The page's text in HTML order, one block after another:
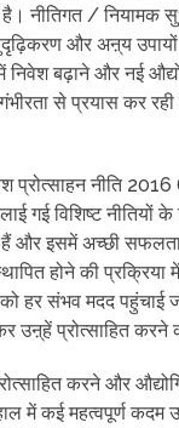
नीतिगत / नियामक
और अऩ्य उपायों से
में निवेश बढ़ाने और नई
से प्रयास कर
प्रोत्साहन नीति
गई विशिष्ट नीतियों के
और इसमें अच्छी सफलता
होने की
हर संभव मदद पहुंचाई
उऩ्हें प्रोत्साहित करने
करने और
में कई महत्वपूर्ण कदम